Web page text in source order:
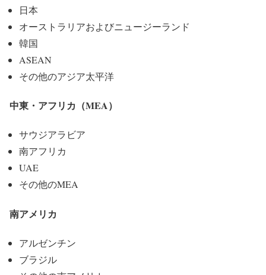
日本
オーストラリアおよびニュージーランド
韓国
ASEAN
その他のアジア太平洋
中東・アフリカ（MEA）
サウジアラビア
南アフリカ
UAE
その他のMEA
南アメリカ
アルゼンチン
ブラジル